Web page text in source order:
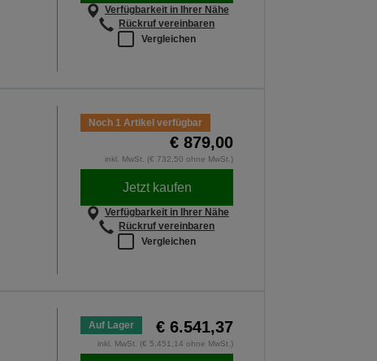
Verfügbarkeit in Ihrer Nähe
Rückruf vereinbaren
Vergleichen
Noch 1 Artikel verfügbar
€ 879,00
inkl. MwSt. (€ 732,50 ohne MwSt.)
Jetzt kaufen
Verfügbarkeit in Ihrer Nähe
Rückruf vereinbaren
Vergleichen
Auf Lager € 6.541,37
inkl. MwSt. (€ 5.451,14 ohne MwSt.)